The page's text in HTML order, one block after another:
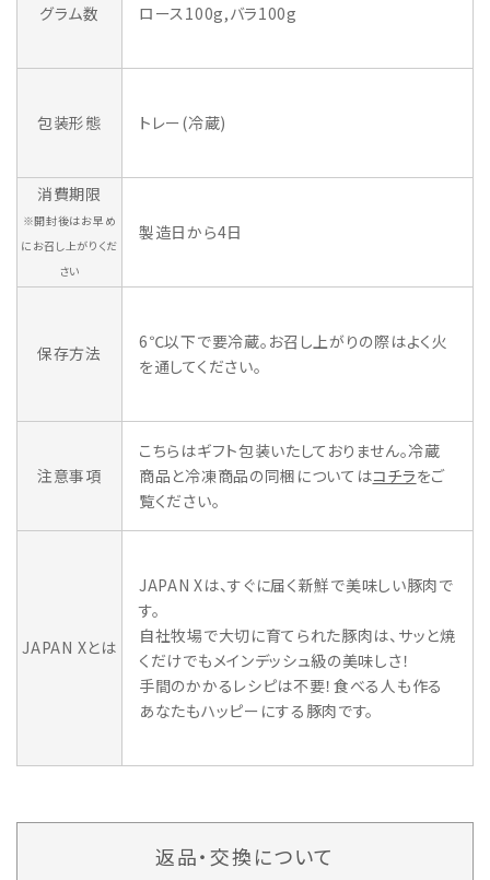
グラム数 ロース100g,バラ100g
包装形態 トレー(冷蔵)
消費期限
※開封後はお早め
にお召し上がりくだ
さい
製造日から4日
保存方法
6℃以下で要冷蔵。お召し上がりの際はよく火
を通してください。
注意事項
こちらはギフト包装いたしておりません。冷蔵
商品と冷凍商品の同梱についてはコチラをご
覧ください。
JAPAN Xとは
JAPAN Xは、すぐに届く新鮮で美味しい豚肉で
す。
自社牧場で大切に育てられた豚肉は、サッと焼
くだけでもメインデッシュ級の美味しさ！
手間のかかるレシピは不要！食べる人も作る
あなたもハッピーにする豚肉です。
返品・交換について